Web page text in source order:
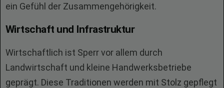
ein Gefühl der Zusammengehörigkeit.
Wirtschaft und Infrastruktur
Wirtschaftlich ist Sperr vor allem durch
Landwirtschaft und kleine Handwerksbetriebe
geprägt. Diese Traditionen werden mit Stolz gepflegt